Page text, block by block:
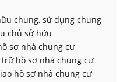
chung, sử dụng chung
chủ sở hữu
sơ nhà chung cư
hồ sơ nhà chung cư
hồ sơ nhà chung cư